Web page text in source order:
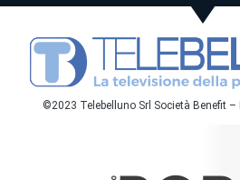
©2023 Telebelluno Srl Società Benefit